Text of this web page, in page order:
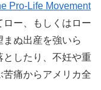
Pro-Life Movement
ロー、もしくはロー
ぬ出産を強いら
としたり、不妊や重
痛からアメリカ全